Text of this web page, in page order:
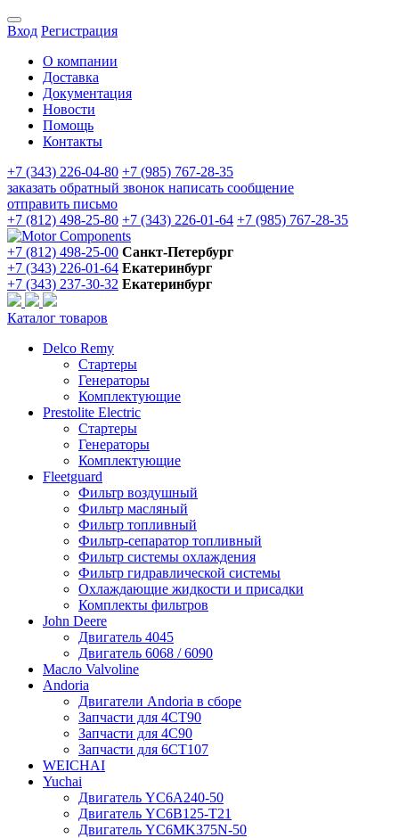
Вход Регистрация
О компании
Доставка
Документация
Новости
Помощь
Контакты
+7 (343) 226-04-80 +7 (985) 767-28-35
заказать обратный звонок написать сообщение
отправить письмо
+7 (812) 498-25-80 +7 (343) 226-01-64 +7 (985) 767-28-35
+7 (812) 498-25-00 Санкт-Петербург
+7 (343) 226-01-64 Екатеринбург
+7 (343) 237-30-32 Екатеринбург
Каталог товаров
Delco Remy
Стартеры
Генераторы
Комплектующие
Prestolite Electric
Стартеры
Генераторы
Комплектующие
Fleetguard
Фильтр воздушный
Фильтр масляный
Фильтр топливный
Фильтр-сепаратор топливный
Фильтр системы охлаждения
Фильтр гидравлической системы
Охлаждающие жидкости и присадки
Комплекты фильтров
John Deere
Двигатель 4045
Двигатель 6068 / 6090
Масло Valvoline
Andoria
Двигатели Andoria в сборе
Запчасти для 4CT90
Запчасти для 4С90
Запчасти для 6CT107
WEICHAI
Yuchai
Двигатель YC6A240-50
Двигатель YC6B125-T21
Двигатель YC6MK375N-50